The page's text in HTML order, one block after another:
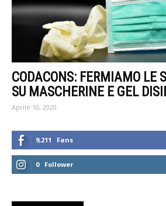
CODACONS: FERMIAMO LE
SU MASCHERINE E GEL
Aprile 10, 2020
9,211 Fans
0 Follower